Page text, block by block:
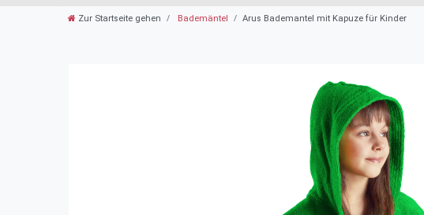
Zur Startseite gehen Bademäntel Arus Bademantel mit Kapuze für Kinder